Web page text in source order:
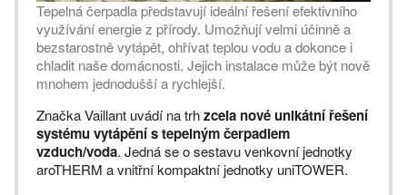
Tepelná čerpadla představují ideální řešení efektivního
využívání energie z přírody. Umožňují velmi účinně a
bezstarostně vytápět, ohřívat teplou vodu a dokonce i
chladit naše domácnosti. Jejich instalace může být nově
mnohem jednodušší a rychlejší.
Značka Vaillant uvádí na trhzcela nové unikátní řešení
systému vytápění s tepelným čerpadlem
vzduch/voda. Jedná se o sestavu venkovní jednotky
aroTHERM a vnitřní kompaktní jednotky uniTOWER.